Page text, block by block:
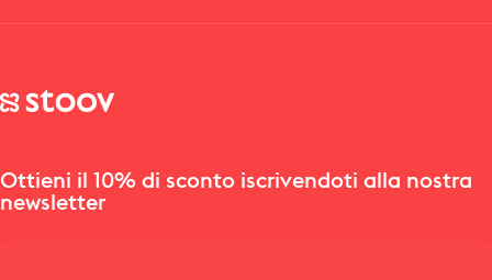
Stoov® | Cordless Heated Cushions & Blankets
Ottieni il 10% di sconto iscrivendoti alla nostra
newsletter